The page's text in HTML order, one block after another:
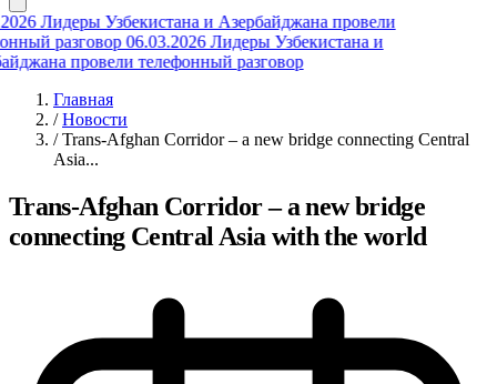
Лидеры Узбекистана и Азербайджана провели
разговор 06.03.2026 Лидеры Узбекистана и
провели телефонный разговор
Главная
/ Новости
/ Trans-Afghan Corridor – a new bridge connecting Central
Asia...
Trans-Afghan Corridor – a new bridge
connecting Central Asia with the world